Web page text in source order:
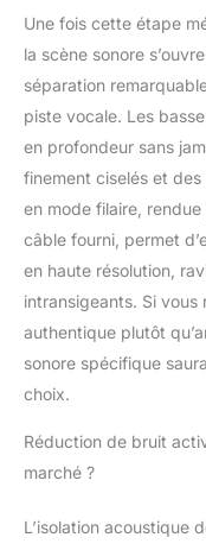
Une fois cette étape
la scène sonore
séparation
piste vocale. Les
en profondeur sans
finement ciselés et des
en mode filaire,
câble fourni, permet
en haute résolution,
intransigeants. Si
authentique plutôt
sonore spécifique
choix.
Réduction de bruit
marché ?
L’isolation acoustique